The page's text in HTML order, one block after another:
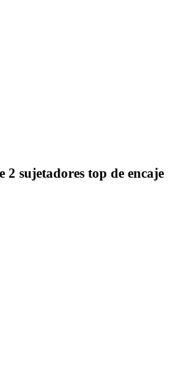
2 sujetadores top de encaje